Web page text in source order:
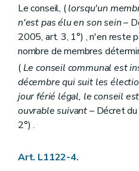
Art.
Section 3
Art. L1232-29
Art. L1232-
Art. L1232-
Chapitre III
Art. L1233-1
Art. L1233-2
Art. L1233-3
Titre IV
Art. L1241-3
Le conseil, (lorsqu'un
n'est pas élu en son sein–
2005, art. 3, 1°) , n'en reste
nombre de membres
(Le conseil communal est
décembre qui suit les
jour férié légal, le conseil
ouvrable suivant– Décret
2°) .
Art. L1122-4.